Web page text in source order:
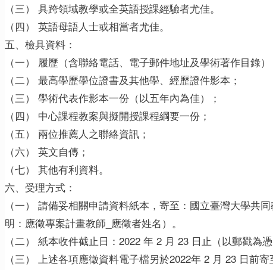
（三） 具跨領域教學或全英語授課經驗者尤佳。
（四） 英語母語人士或相當者尤佳。
五、檢具資料：
（一） 履歷（含聯絡電話、電子郵件地址及學術著作目錄）
（二） 最高學歷學位證書及其他學、經歷證件影本；
（三） 學術代表作影本一份（以五年內為佳）；
（四） 中心課程教案與擬開授課程綱要一份；
（五） 兩位推薦人之聯絡資訊；
（六） 英文自傳；
（七） 其他有利資料。
六、受理方式：
（一） 請備妥相關申請資料紙本，寄至：國立臺灣大學共
明：應徵專案計畫教師_應徵者姓名）。
（二） 紙本收件截止日：2022 年 2 月 23 日止（以郵戳為憑
（三） 上述各項應徵資料電子檔另於2022年 2 月 23 日前